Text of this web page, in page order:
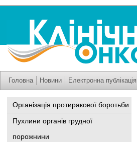
Головна Новини Електронна публікація
Організація протиракової боротьби
Пухлини органів грудної
порожнини